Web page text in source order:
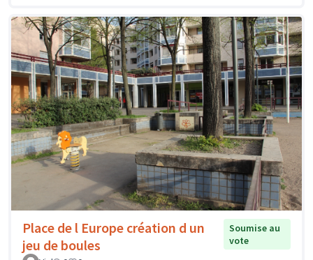
Place de l Europe création d un
jeu de boules
Soumise au
vote